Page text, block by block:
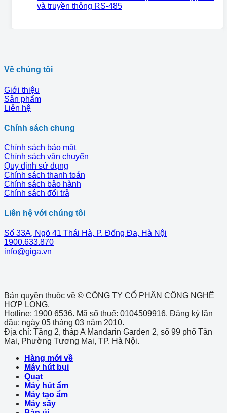
và truyền thông RS-485
Về chúng tôi
Giới thiệu
Sản phẩm
Liên hệ
Chính sách chung
Chính sách bảo mật
Chính sách vận chuyển
Quy định sử dụng
Chính sách thanh toán
Chính sách bảo hành
Chính sách đổi trả
Liên hệ với chúng tôi
Số 33A, Ngõ 41 Thái Hà, P. Đống Đa, Hà Nội
1900.633.870
info@giga.vn
Bản quyền thuộc về © CÔNG TY CỔ PHẦN CÔNG NGHỆ
HỢP LONG.
Hotline: 1900 6536. Mã số thuế: 0104509916. Đăng ký lần
đầu: ngày 05 tháng 03 năm 2010.
Địa chỉ: Tầng 2, tháp A Mandarin Garden 2, số 99 phố Tân
Mai, Phường Tương Mai, TP. Hà Nội.
Hàng mới về
Máy hút bụi
Quạt
Máy hút ẩm
Máy tạo ẩm
Máy sấy